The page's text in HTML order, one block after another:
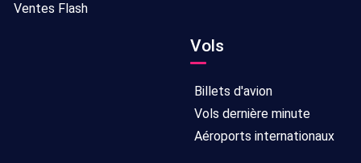
Ventes Flash
Vols
Billets d'avion
Vols dernière minute
Aéroports internationaux